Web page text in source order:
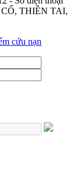
CỐ, THIÊN TAI,
cứu nạn